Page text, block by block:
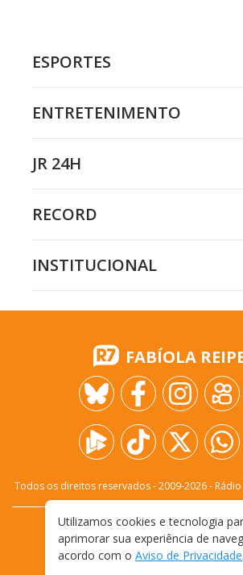
ESPORTES
ENTRETENIMENTO
JR 24H
RECORD
INSTITUCIONAL
FABÍOLA
Todos os direitos reservados - 2009-2026- Rádio
FALE CONOSCO
TERMOS E CONDIÇÕES DE USO
Utilizamos cookies e tecnologia
aprimorar sua experiência de
acordo com o Aviso de Privacidade